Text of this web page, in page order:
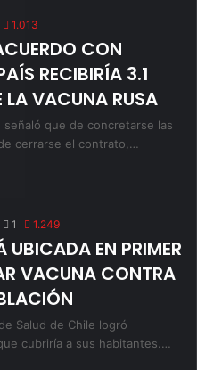
1.013
CON
RECIBIRÍA 3.1
LA VACUNA RUSA
que de concretarse las
cerrarse el contrato,…
1 1.249
UBICADA EN PRIMER
VACUNA CONTRA
Salud de Chile logró
cubriría a sus habitantes.…